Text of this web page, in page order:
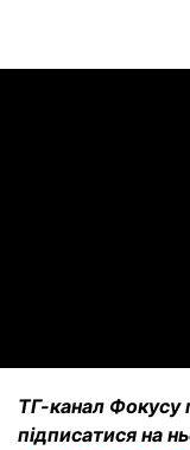
ТГ-канал Фокусу
підписатися на